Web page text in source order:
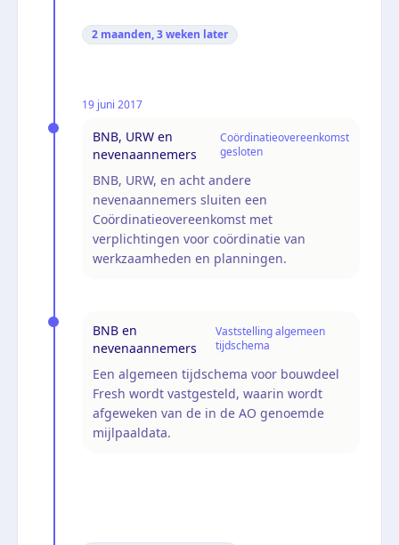
2 maanden, 3 weken later
19 juni 2017
BNB, URW en
nevenaannemers
Coördinatieovereenkomst
gesloten
BNB, URW, en acht andere
nevenaannemers sluiten een
Coördinatieovereenkomst met
verplichtingen voor coördinatie van
werkzaamheden en planningen.
BNB en
nevenaannemers
Vaststelling algemeen
tijdschema
Een algemeen tijdschema voor bouwdeel
Fresh wordt vastgesteld, waarin wordt
afgeweken van de in de AO genoemde
mijlpaaldata.